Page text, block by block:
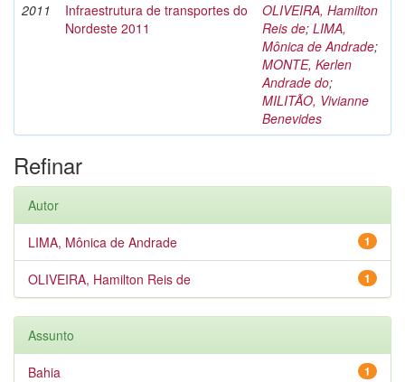
2011
Infraestrutura de transportes do
Nordeste 2011
OLIVEIRA, Hamilton
Reis de; LIMA,
Mônica de Andrade;
MONTE, Kerlen
Andrade do;
MILITÃO, Vivianne
Benevides
Refinar
Autor
1
LIMA, Mônica de Andrade
1
OLIVEIRA, Hamilton Reis de
Assunto
1
Bahia